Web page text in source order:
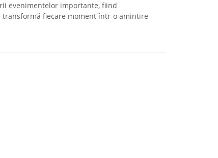
evenimentelor importante, fiind
fiecare moment într-o amintire